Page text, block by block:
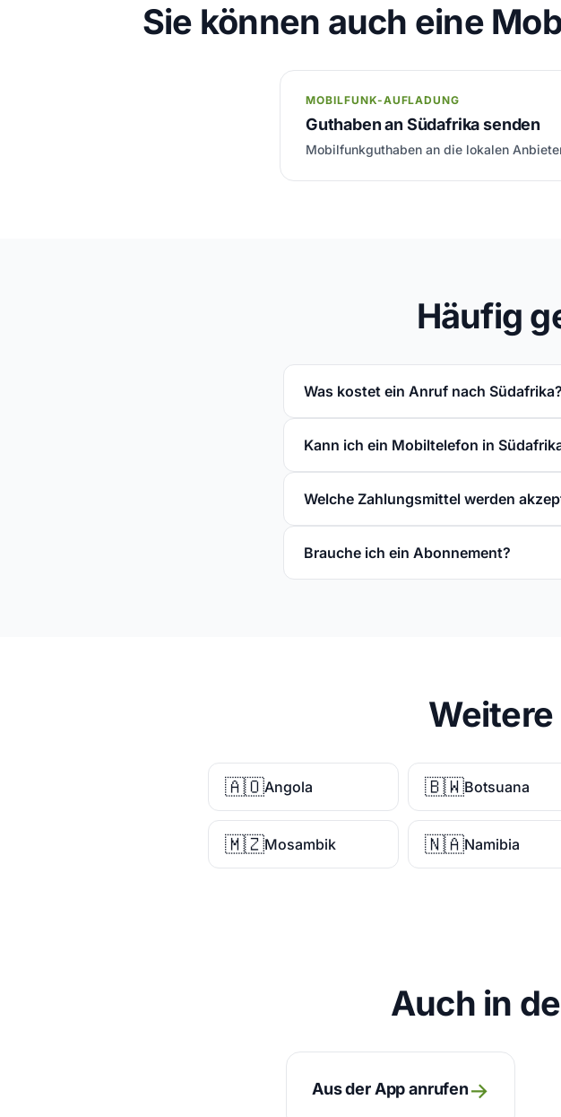
Sie können auch eine
MOBILFUNK-AUFLADUNG
Guthaben an Südafrika senden
Mobilfunkguthaben an die lokalen
Häufig
Was kostet ein Anruf nach Südafrika?
Kann ich ein Mobiltelefon in
Welche Zahlungsmittel werden
Brauche ich ein Abonnement?
🇦🇴Angola 🇧🇼Botsuana
🇲🇿Mosambik 🇳🇦Namibia
Auch in
Aus der App anrufen→